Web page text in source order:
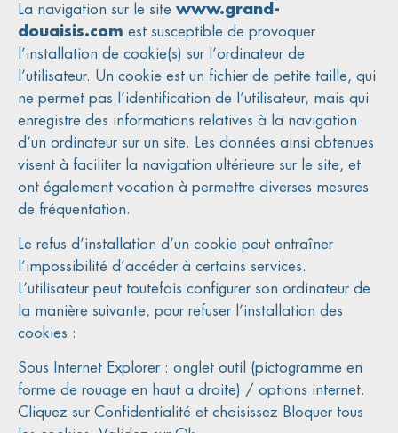
La navigation sur le site www.grand-
douaisis.com est susceptible de provoquer
l’installation de cookie(s) sur l’ordinateur de
l’utilisateur. Un cookie est un fichier de petite taille, qui
ne permet pas l’identification de l’utilisateur, mais qui
enregistre des informations relatives à la navigation
d’un ordinateur sur un site. Les données ainsi obtenues
visent à faciliter la navigation ultérieure sur le site, et
ont également vocation à permettre diverses mesures
de fréquentation.
Le refus d’installation d’un cookie peut entraîner
l’impossibilité d’accéder à certains services.
L’utilisateur peut toutefois configurer son ordinateur de
la manière suivante, pour refuser l’installation des
cookies :
Sous Internet Explorer : onglet outil (pictogramme en
forme de rouage en haut a droite) / options internet.
Cliquez sur Confidentialité et choisissez Bloquer tous